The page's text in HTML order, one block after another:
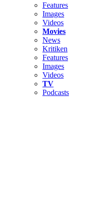
Features
Images
Videos
Movies
News
Kritiken
Features
Images
Videos
TV
Podcasts